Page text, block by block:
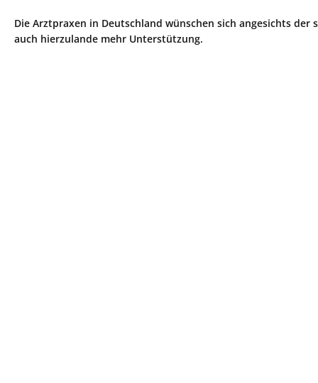
Die Arztpraxen in Deutschland wünschen sich angesichts
auch hierzulande mehr Unterstützung.